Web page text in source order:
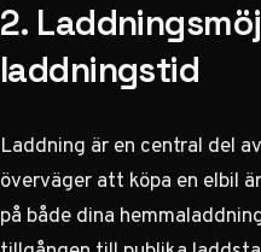
2.
laddningstid
Laddning är en central del
överväger att köpa en elbil
på både dina